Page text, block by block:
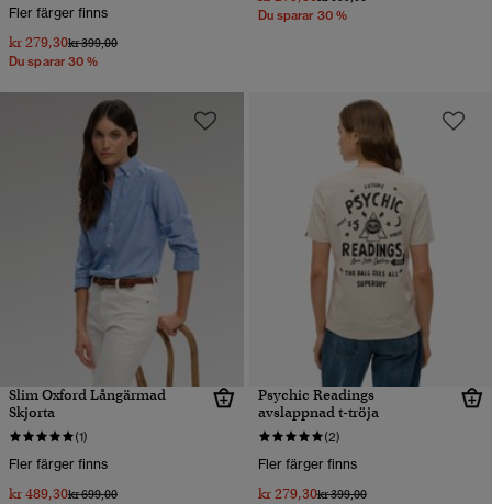
Fler färger finns
kr 279,30Pris reducerat från
kr 399,00till
Du sparar 30 %
Du sparar 30 %
Slim Oxford Långärmad
Skjorta
(1)
Fler färger finns
kr 489,30Pris reducerat från
kr 699,00till
Psychic Readings
avslappnad t-tröja
(2)
Fler färger finns
kr 279,30Pris reducerat från
kr 399,00till